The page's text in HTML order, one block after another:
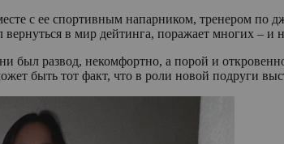
с ее спортивным напарником, тренером по
в мир дейтинга, поражает многих – и
развод, некомфортно, а порой и
быть тот факт, что в роли новой подруги